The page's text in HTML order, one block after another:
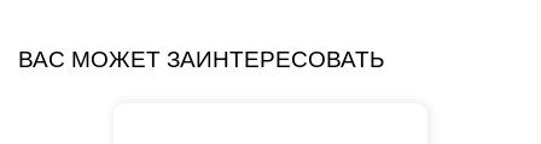
ВАС МОЖЕТ ЗАИНТЕРЕСОВАТЬ